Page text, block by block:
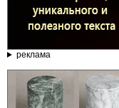
реклама